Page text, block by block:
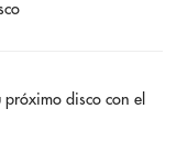
disco con el